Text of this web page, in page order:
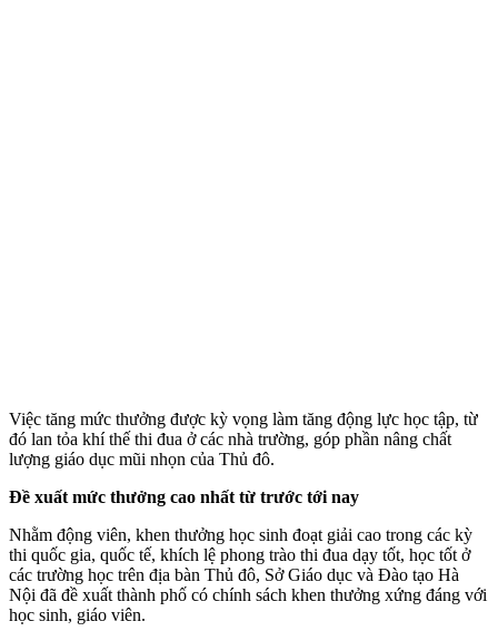
Việc tăng mức thưởng được kỳ vọng làm tăng động lực học tập, từ
đó lan tỏa khí thế thi đua ở các nhà trường, góp phần nâng chất
lượng giáo dục mũi nhọn của Thủ đô.
Đề xuất mức thưởng cao nhất từ trước tới nay
Nhằm động viên, khen thưởng học sinh đoạt giải cao trong các kỳ
thi quốc gia, quốc tế, khích lệ phong trào thi đua dạy tốt, học tốt ở
các trường học trên địa bàn Thủ đô, Sở Giáo dục và Đào tạo Hà
Nội đã đề xuất thành phố có chính sách khen thưởng xứng đáng với
học sinh, giáo viên.